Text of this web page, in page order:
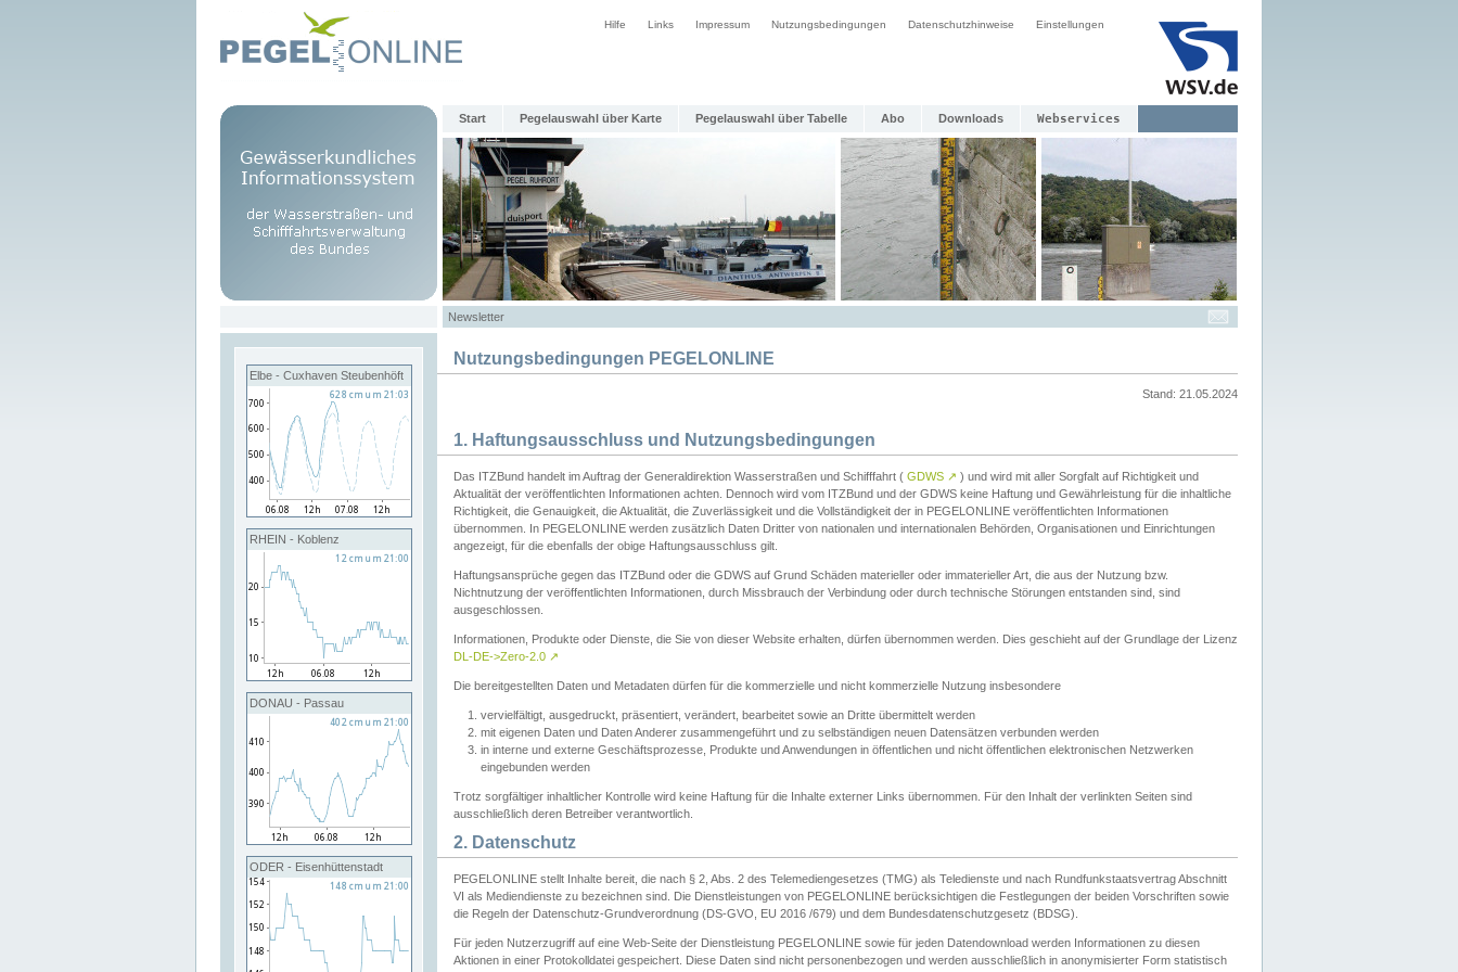
Hilfe Links Impressum Nutzungsbedingungen Datenschutzhinweise Einstellungen
Start Pegelauswahl über Karte Pegelauswahl über Tabelle Abo Downloads Webservices
Newsletter
Elbe - Cuxhaven Steubenhöft
RHEIN - Koblenz
DONAU - Passau
ODER - Eisenhüttenstadt
Nutzungsbedingungen PEGELONLINE
Stand: 21.05.2024
1. Haftungsausschluss und Nutzungsbedingungen
Das ITZBund handelt im Auftrag der Generaldirektion Wasserstraßen und Schifffahrt ( GDWS ↗ ) und wird mit aller Sorgfalt auf Richtigkeit und
Aktualität der veröffentlichten Informationen achten. Dennoch wird vom ITZBund und der GDWS keine Haftung und Gewährleistung für die inhaltliche
Richtigkeit, die Genauigkeit, die Aktualität, die Zuverlässigkeit und die Vollständigkeit der in PEGELONLINE veröffentlichten Informationen
übernommen. In PEGELONLINE werden zusätzlich Daten Dritter von nationalen und internationalen Behörden, Organisationen und Einrichtungen
angezeigt, für die ebenfalls der obige Haftungsausschluss gilt.
Haftungsansprüche gegen das ITZBund oder die GDWS auf Grund Schäden materieller oder immaterieller Art, die aus der Nutzung bzw.
Nichtnutzung der veröffentlichten Informationen, durch Missbrauch der Verbindung oder durch technische Störungen entstanden sind, sind
ausgeschlossen.
Informationen, Produkte oder Dienste, die Sie von dieser Website erhalten, dürfen übernommen werden. Dies geschieht auf der Grundlage der Lizenz
DL-DE->Zero-2.0 ↗
Die bereitgestellten Daten und Metadaten dürfen für die kommerzielle und nicht kommerzielle Nutzung insbesondere
vervielfältigt, ausgedruckt, präsentiert, verändert, bearbeitet sowie an Dritte übermittelt werden
mit eigenen Daten und Daten Anderer zusammengeführt und zu selbständigen neuen Datensätzen verbunden werden
in interne und externe Geschäftsprozesse, Produkte und Anwendungen in öffentlichen und nicht öffentlichen elektronischen Netzwerken
eingebunden werden
Trotz sorgfältiger inhaltlicher Kontrolle wird keine Haftung für die Inhalte externer Links übernommen. Für den Inhalt der verlinkten Seiten sind
ausschließlich deren Betreiber verantwortlich.
2. Datenschutz
PEGELONLINE stellt Inhalte bereit, die nach § 2, Abs. 2 des Telemediengesetzes (TMG) als Teledienste und nach Rundfunkstaatsvertrag Abschnitt
VI als Mediendienste zu bezeichnen sind. Die Dienstleistungen von PEGELONLINE berücksichtigen die Festlegungen der beiden Vorschriften sowie
die Regeln der Datenschutz-Grundverordnung (DS-GVO, EU 2016 /679) und dem Bundesdatenschutzgesetz (BDSG).
Für jeden Nutzerzugriff auf eine Web-Seite der Dienstleistung PEGELONLINE sowie für jeden Datendownload werden Informationen zu diesen
Aktionen in einer Protokolldatei gespeichert. Diese Daten sind nicht personenbezogen und werden ausschließlich in anonymisierter Form statistisch